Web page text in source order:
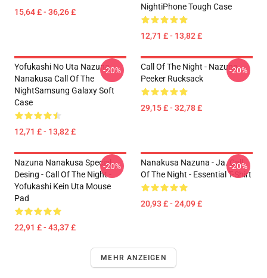
15,64 £ - 36,26 £
NightiPhone Tough Case
12,71 £ - 13,82 £
Yofukashi No Uta Nazuna
Nanakusa Call Of The
NightSamsung Galaxy Soft
Case
12,71 £ - 13,82 £
-20%
Call Of The Night - Nazuna
Peeker Rucksack
29,15 £ - 32,78 £
-20%
Nazuna Nanakusa Special
Desing - Call Of The Night -
Yofukashi Kein Uta Mouse
Pad
22,91 £ - 43,37 £
-20%
Nanakusa Nazuna - Ja. Call
Of The Night - Essential T-Shirt
20,93 £ - 24,09 £
-20%
MEHR ANZEIGEN